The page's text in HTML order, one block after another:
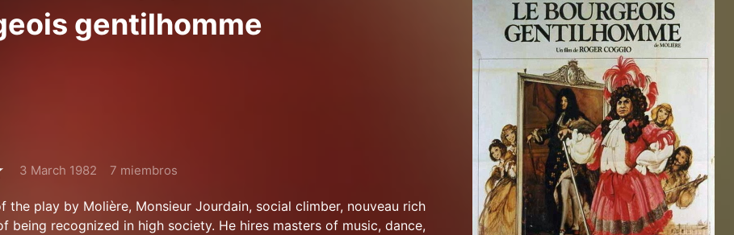
gentilhomme
3 March 1982 7 miembros
the play by Molière, Monsieur Jourdain, social climber, nouveau rich
being recognized in high society. He hires masters of music, dance,